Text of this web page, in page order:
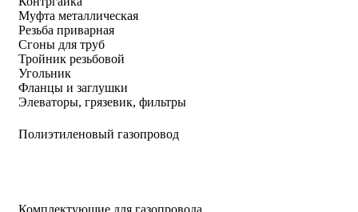
Муфта металлическая
Резьба приварная
Сгоны для труб
Тройник резьбовой
Угольник
Фланцы и заглушки
Элеваторы, грязевик, фильтры
Полиэтиленовый газопровод
Комплектующие для газопровода